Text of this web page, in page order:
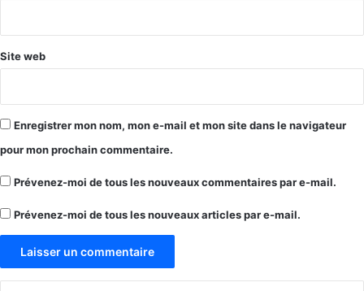
Site web
Enregistrer mon nom, mon e-mail et mon site dans le navigateur
pour mon prochain commentaire.
Prévenez-moi de tous les nouveaux commentaires par e-mail.
Prévenez-moi de tous les nouveaux articles par e-mail.